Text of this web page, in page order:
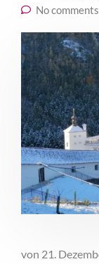
No
von 21.